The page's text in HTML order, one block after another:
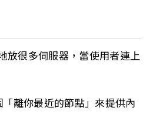
放很多伺服器，當使用者連上
離你最近的節點」來提供內